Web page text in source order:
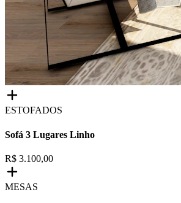
ESTOFADOS
Sofá 3 Lugares Linho
R$ 3.100,00
MESAS